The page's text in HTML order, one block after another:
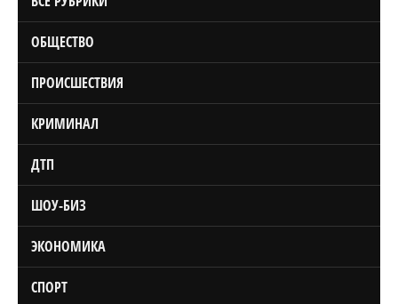
ОБЩЕСТВО
ПРОИСШЕСТВИЯ
КРИМИНАЛ
ДТП
ШОУ-БИЗ
ЭКОНОМИКА
СПОРТ